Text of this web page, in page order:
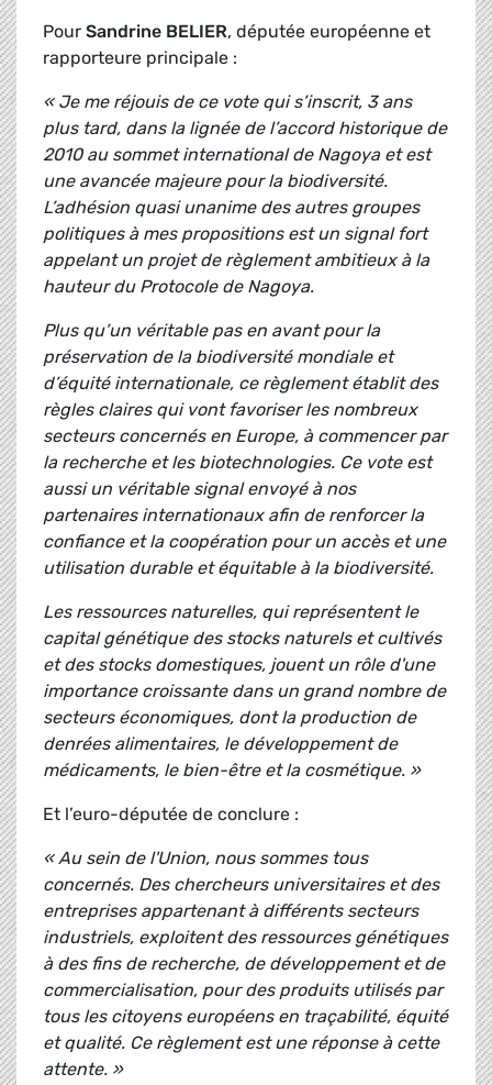
Pour Sandrine BELIER, députée européenne et
rapporteure principale :
« Je me réjouis de ce vote qui s’inscrit, 3 ans
plus tard, dans la lignée de l’accord historique de
2010 au sommet international de Nagoya et est
une avancée majeure pour la biodiversité.
L’adhésion quasi unanime des autres groupes
politiques à mes propositions est un signal fort
appelant un projet de règlement ambitieux à la
hauteur du Protocole de Nagoya.
Plus qu’un véritable pas en avant pour la
préservation de la biodiversité mondiale et
d’équité internationale, ce règlement établit des
règles claires qui vont favoriser les nombreux
secteurs concernés en Europe, à commencer par
la recherche et les biotechnologies. Ce vote est
aussi un véritable signal envoyé à nos
partenaires internationaux afin de renforcer la
confiance et la coopération pour un accès et une
utilisation durable et équitable à la biodiversité.
Les ressources naturelles, qui représentent le
capital génétique des stocks naturels et cultivés
et des stocks domestiques, jouent un rôle d'une
importance croissante dans un grand nombre de
secteurs économiques, dont la production de
denrées alimentaires, le développement de
médicaments, le bien-être et la cosmétique. »
Et l’euro-députée de conclure :
« Au sein de l'Union, nous sommes tous
concernés. Des chercheurs universitaires et des
entreprises appartenant à différents secteurs
industriels, exploitent des ressources génétiques
à des fins de recherche, de développement et de
commercialisation, pour des produits utilisés par
tous les citoyens européens en traçabilité, équité
et qualité. Ce règlement est une réponse à cette
attente. »